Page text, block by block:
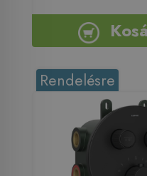
Rendelésre